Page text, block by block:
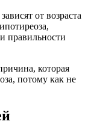
от возраста
правильности
которая
потому как не